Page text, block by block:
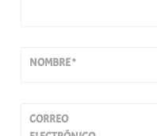
NOMBRE*
CORREO